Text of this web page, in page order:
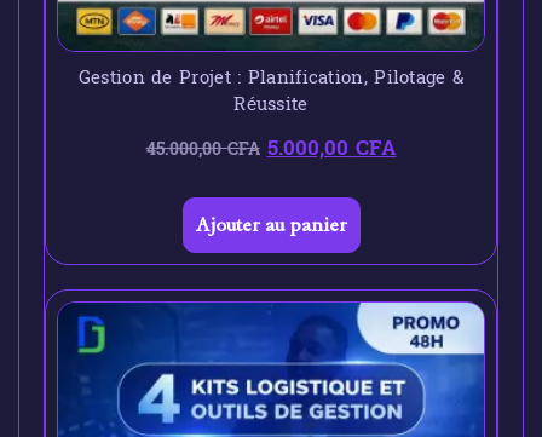
Gestion de Projet : Planification, Pilotage &
Réussite
45.000,00CFA 5.000,00CFA
Ajouter au panier